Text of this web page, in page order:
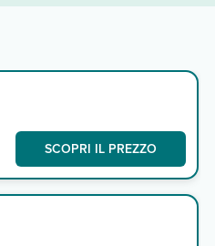
SCOPRI IL PREZZO